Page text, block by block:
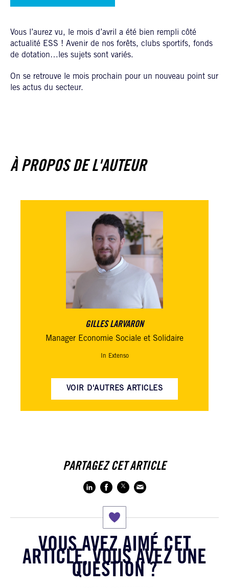
Vous l’aurez vu, le mois d’avril a été bien rempli côté
actualité ESS ! Avenir de nos forêts, clubs sportifs, fonds
de dotation…les sujets sont variés.
On se retrouve le mois prochain pour un nouveau point sur
les actus du secteur.
À PROPOS DE L'AUTEUR
GILLES LARVARON
Manager Economie Sociale et Solidaire
In Extenso
VOIR D'AUTRES ARTICLES
PARTAGEZ CET ARTICLE
VOUS AVEZ AIMÉ CET
ARTICLE, VOUS AVEZ UNE
QUESTION ?